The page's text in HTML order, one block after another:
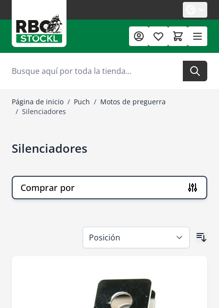
Buscar
Página de inicio / Puch / Motos de preguerra
/ Silenciadores
Silenciadores
Comprar por